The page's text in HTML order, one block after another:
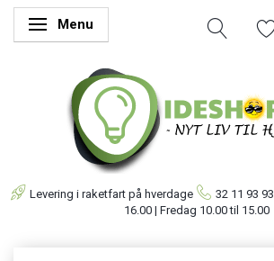
Skifte navigation
Menu
Levering i raketfart på hverdage 32 11 93 93
16.00 | Fredag 10.00 til 15.00